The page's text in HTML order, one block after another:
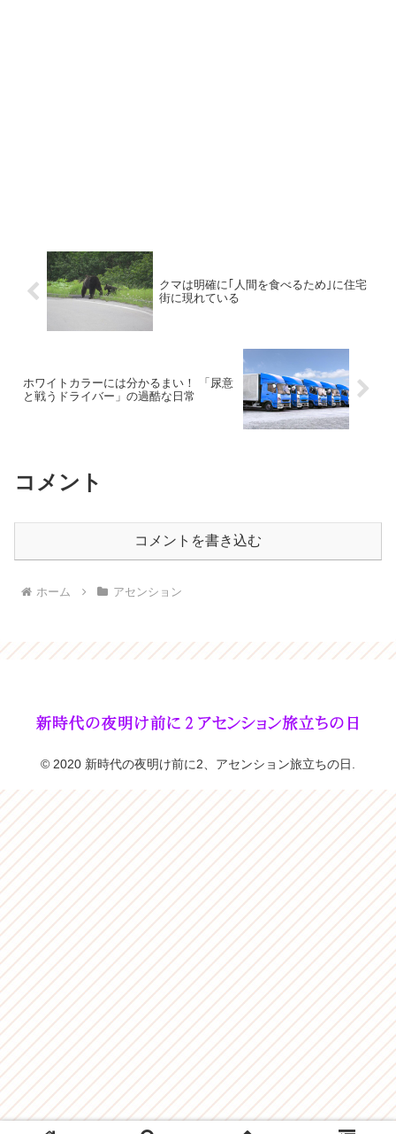
クマは明確に｢人間を食べるため｣に住宅
街に現れている
ホワイトカラーには分かるまい！ 「尿意
と戦うドライバー」の過酷な日常
コメント
コメントを書き込む
ホーム アセンション
© 2020 新時代の夜明け前に2、アセンション旅立ちの日.